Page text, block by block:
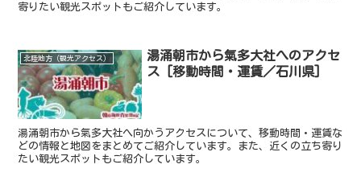
寄りたい観光スポットもご紹介しています。
北陸地方（観光アクセス）
湯涌朝市から氣多大社へのアクセ
ス [移動時間・運賃／石川県]
湯涌朝市から氣多大社へ向かうアクセスについて、移動時間・運賃な
どの情報と地図をまとめてご紹介しています。また、近くの立ち寄り
たい観光スポットもご紹介しています。